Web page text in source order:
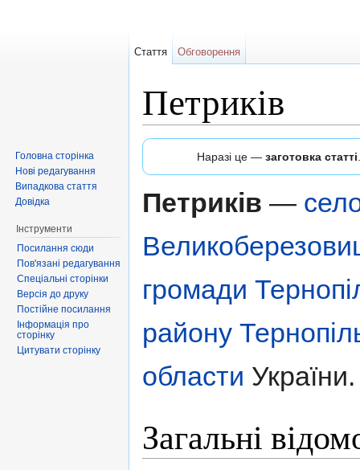
Петриків
Наразі це — заготовка статті
Петриків —
громади
району
области України.
Загальні
Стаття Обговорення
Головна сторінка
Нові редагування
Випадкова стаття
Довідка
Інструменти
Посилання сюди
Пов'язані редагування
Спеціальні сторінки
Версія до друку
Постійне посилання
Інформація про
сторінку
Цитувати сторінку